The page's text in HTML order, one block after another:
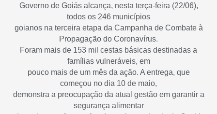
Governo de Goiás alcança, nesta terça-feira (22/06),
todos os 246 municípios
goianos na terceira etapa da Campanha de Combate à
Propagação do Coronavírus.
Foram mais de 153 mil cestas básicas destinadas a
famílias vulneráveis, em
pouco mais de um mês da ação. A entrega, que
começou no dia 10 de maio,
demonstra a preocupação da atual gestão em garantir a
segurança alimentar